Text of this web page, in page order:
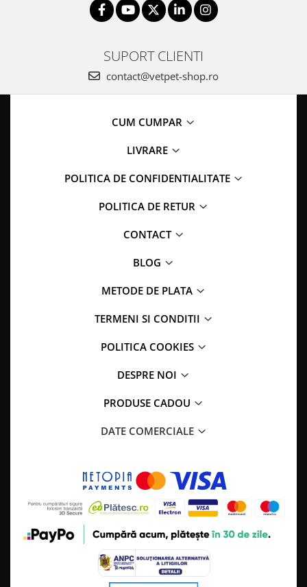
SUPORT CLIENTI
contact@vetpet-shop.ro
CUM CUMPAR
LIVRARE
POLITICA DE CONFIDENTIALITATE
POLITICA DE RETUR
CONTACT
BLOG
METODE DE PLATA
TERMENI SI CONDITII
POLITICA COOKIES
DESPRE NOI
PRODUSE CADOU
DATE COMERCIALE